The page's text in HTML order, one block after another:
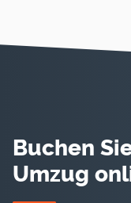
Buchen
Umzug